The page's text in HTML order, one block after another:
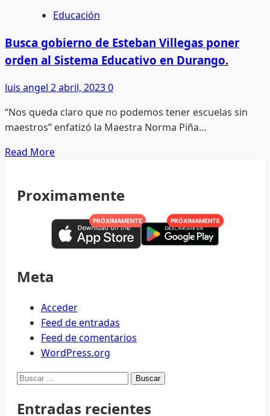
Nacionales
Guatemala
muertos
en
incendio
repatriados
este
Educación
Busca gobierno de Esteban Villegas poner
orden al Sistema Educativo en Durango.
luis angel 2 abril, 20230
“Nos queda claro que no podemos tener escuelas sin
maestros” enfatizó la Maestra Norma Piña...
Read MoreRead
Busca
gobierno
de
Esteban
Sistema
Educativo
en
Proximamente
PRÓXIMAMENTE PRÓXIMAMENTE
Meta
Acceder
Feed de entradas
Feed de comentarios
WordPress.org
Buscar:
Entradas recientes